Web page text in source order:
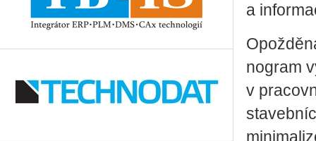
a
no­gram
v